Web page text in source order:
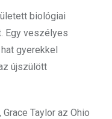
biológiai
Egy veszélyes
gyerekkel
újszülött
Taylor az Ohio